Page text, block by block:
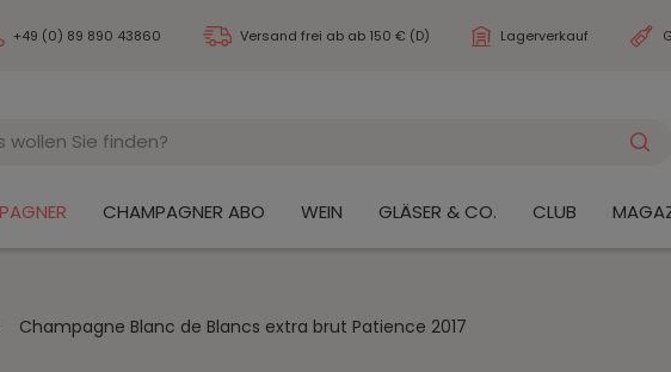
+49 (0) 89 890 43860 Versand frei ab ab 150 € (D) Lagerverkauf
CHAMPAGNER ABO WEIN GLÄSER & CO. CLUB
Champagne Blanc de Blancs extra brut Patience 2017